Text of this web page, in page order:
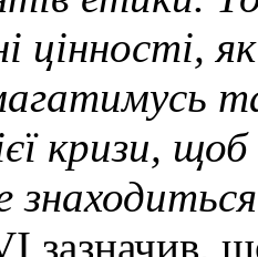
цінності,
кризи,
зазначив,